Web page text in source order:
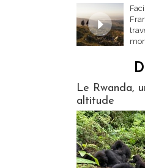
Le Rwanda,
altitude